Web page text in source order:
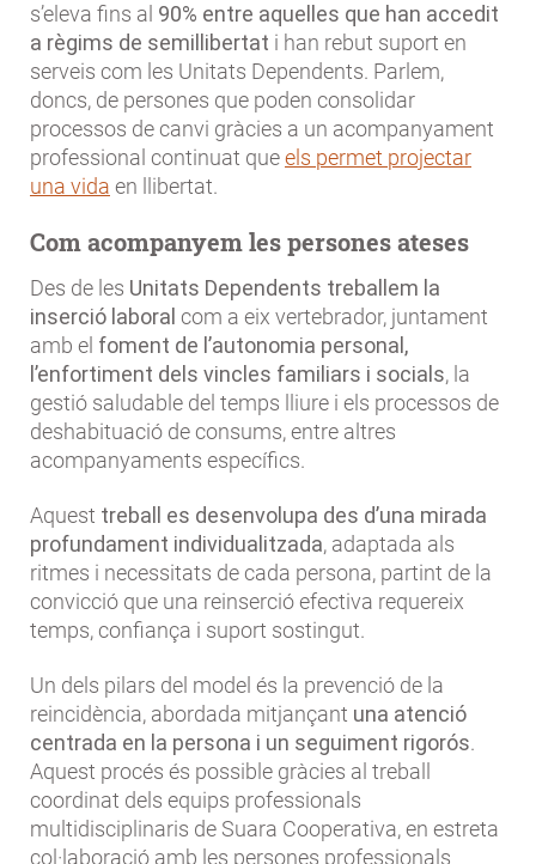
s’eleva fins al 90% entre aquelles que han accedit
a règims de semillibertat i han rebut suport en
serveis com les Unitats Dependents. Parlem,
doncs, de persones que poden consolidar
processos de canvi gràcies a un acompanyament
professional continuat queels permet projectar
una vida en llibertat.
Com acompanyem les persones ateses
Des de les Unitats Dependents treballem la
inserció laboral com a eix vertebrador, juntament
amb el foment de l’autonomia personal,
l’enfortiment dels vincles familiars i socials, la
gestió saludable del temps lliure i els processos de
deshabituació de consums, entre altres
acompanyaments específics.
Aquest treball es desenvolupa des d’una mirada
profundament individualitzada, adaptada als
ritmes i necessitats de cada persona, partint de la
convicció que una reinserció efectiva requereix
temps, confiança i suport sostingut.
Un dels pilars del model és la prevenció de la
reincidència, abordada mitjançant una atenció
centrada en la persona i un seguiment rigorós.
Aquest procés és possible gràcies al treball
coordinat dels equips professionals
multidisciplinaris de Suara Cooperativa, en estreta
col·laboració amb les persones professionals